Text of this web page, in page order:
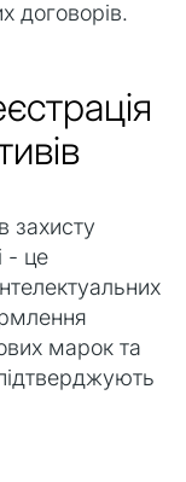
договорів.
захисту
- це
марок та